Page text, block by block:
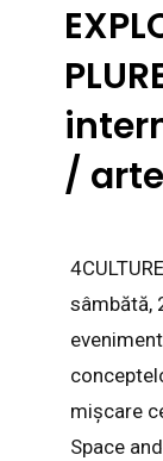
/
sâmbătă,
mișcare
Space